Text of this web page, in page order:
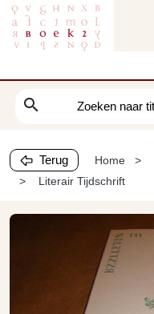
search
Terug Home
Literair Tijdschrift